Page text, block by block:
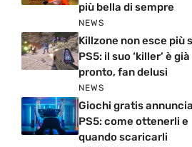
più bella di sempre
NEWS
Killzone non esce più
PS5: il suo ‘killer’ è già
pronto, fan delusi
NEWS
Giochi gratis
PS5: come ottenerli e
quando scaricarli